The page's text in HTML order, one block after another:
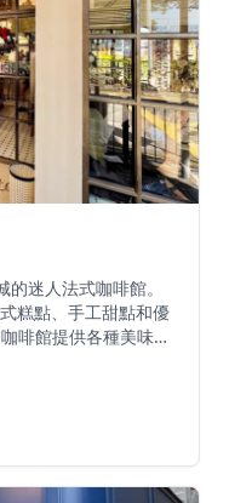
迷人法式咖啡館。
糕點、手工甜點和優
啡館提供各種美味
注，Le Goûter為甜
隱藏的寶石為堅尼地